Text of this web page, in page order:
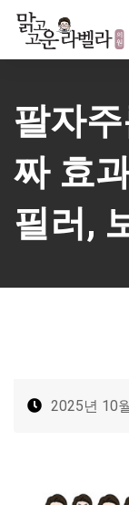
Skip
content
팔자
짜 효
필러,
2025년 10